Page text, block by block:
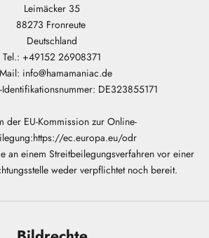
Leimäcker 35
88273 Fronreute
Deutschland
Tel.: +49152 26908371
info@hamamaniac.de
Identifikationsnummer: DE323855171
der EU-Kommission zur Online-
https://ec.europa.eu/odr
an einem Streitbeilegungsverfahren vor einer
weder verpflichtet noch bereit.